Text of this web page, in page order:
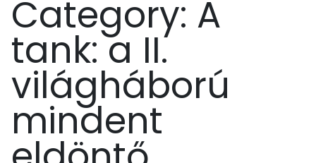
Category: A
tank: a II.
világháború
mindent